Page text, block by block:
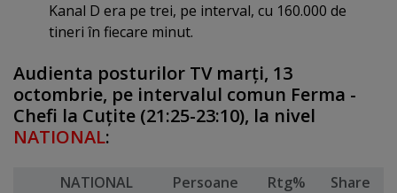
Kanal D era pe trei, pe interval, cu 160.000 de
tineri în fiecare minut.
Audienta posturilor TV marţi, 13
octombrie, pe intervalul comun Ferma -
Chefi la Cuţite (21:25-23:10), la nivel
NATIONAL:
NATIONAL Persoane Rtg%
Share